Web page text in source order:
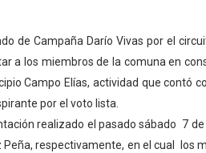
de Mérida fortalece el
inició talleres para
formación académica de
la economía comunal
de Campaña Darío Vivas por el
a los miembros de la comuna en
Campo Elías, actividad que contó
por el voto lista.
realizado el pasado sábado 7
Peña, respectivamente, en el cual
los